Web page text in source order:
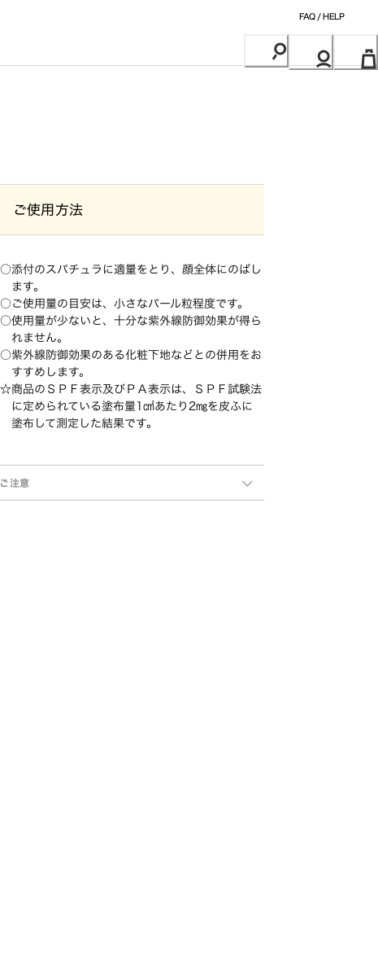
FAQ / HELP
ご使用方法
添付のスパチュラに適量をとり、顔全体にのばし
ます。
ご使用量の目安は、小さなパール粒程度です。
使用量が少ないと、十分な紫外線防御効果が得ら
れません。
紫外線防御効果のある化粧下地などとの併用をお
すすめします。
商品のＳＰＦ表示及びＰＡ表示は、ＳＰＦ試験法
に定められている塗布量1㎠あたり2㎎を皮ふに
塗布して測定した結果です。
ご注意